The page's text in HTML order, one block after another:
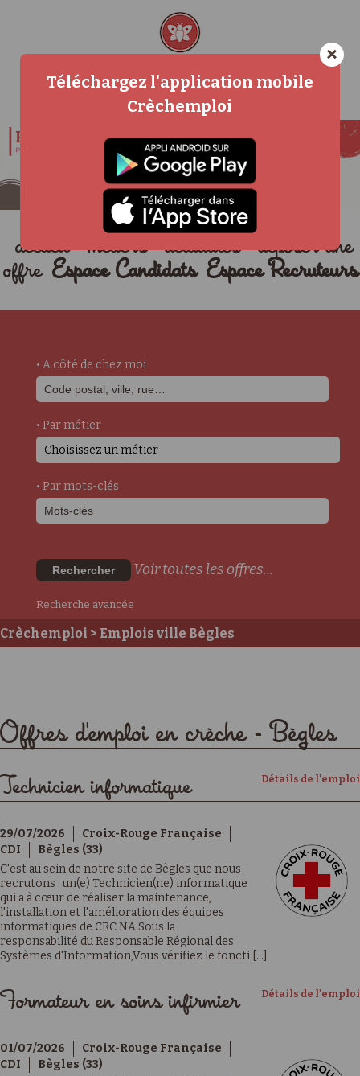
accueil métiers actualités
déposer une
offre Espace Candidats Espace Recruteurs
• A côté de chez moi
• Par métier
Choisissez un métier
• Par mots-clés
Rechercher Voir toutes les offres...
Recherche avancée
Crèchemploi > Emplois ville Bègles
Offres d'emploi en crèche - Bègles
Détails de l'emploi
Technicien informatique
29/07/2026
Croix-Rouge Française
CDI
Bègles (33)
C'est au sein de notre site de Bègles que nous
recrutons : un(e) Technicien(ne) informatique
qui a à cœur de réaliser la maintenance,
l'installation et l'amélioration des équipes
informatiques de CRC NA.Sous la
responsabilité du Responsable Régional des
Systèmes d'Information,Vous vérifiez le foncti [...]
Détails de l'emploi
Formateur en soins infirmier
01/07/2026
Croix-Rouge Française
CDI
Bègles (33)
×
Téléchargez l'application mobile
Crèchemploi